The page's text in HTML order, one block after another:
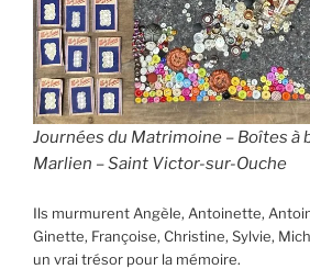
Journées du Matrimoine – Boîtes à
Marlien – Saint Victor-sur-Ouche
Ils murmurent Angèle, Antoinette,
Ginette, Françoise, Christine, Sylvie,
un vrai trésor pour la mémoire.